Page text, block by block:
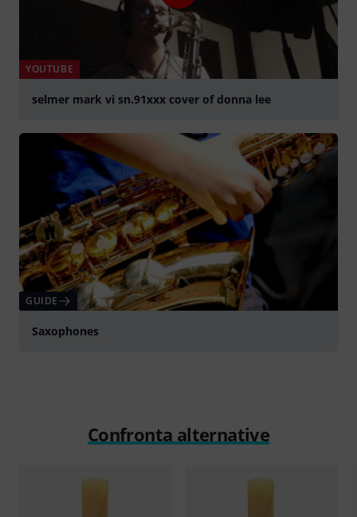
YOUTUBE
selmer mark vi sn.91xxx cover of donna lee
GUIDE
Saxophones
Confronta alternative